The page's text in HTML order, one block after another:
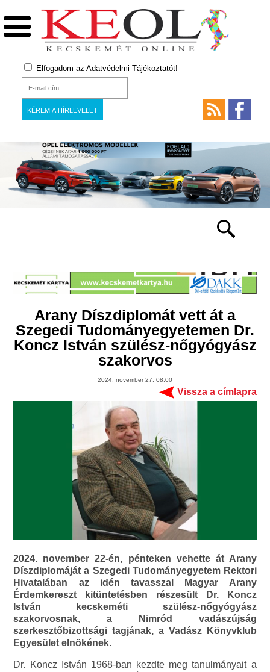
Elfogadom az Adatvédelmi Tájékoztatót!
Arany Díszdiplomát vett át a
Szegedi Tudományegyetemen Dr.
Koncz István szülész-nőgyógyász
szakorvos
2024. november 27. 08:00
Vissza a címlapra
2024. november 22-én, pénteken vehette át Arany
Díszdiplomáját a Szegedi Tudományegyetem Rektori
Hivatalában az idén tavasszal Magyar Arany
Érdemkereszt kitüntetésben részesült Dr. Koncz
István kecskeméti szülész-nőgyógyász
szakorvosnak, a Nimród vadászújság
szerkesztőbizottsági tagjának, a Vadász Könyvklub
Egyesület elnökének.
Dr. Koncz István 1968-ban kezdte meg tanulmányait a